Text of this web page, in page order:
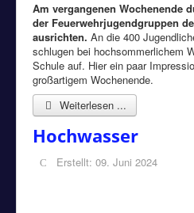
Am vergangenen Wochenende
der Feuerwehrjugendgruppen
ausrichten. An die 400
schlugen bei hochsommerlichem
Schule auf. Hier ein paar
großartigem Wochenende.
Weiterlesen ...
Hochwasser
Erstellt: 09. Juni 2024